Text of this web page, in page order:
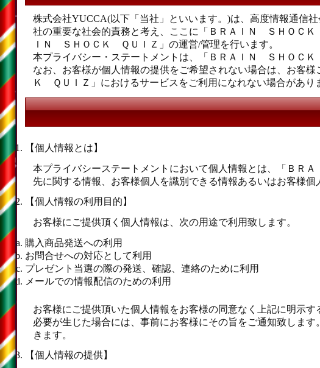
株式会社YUCCA(以下「当社」といいます。)は、高度情報通信
社の重要な社会的責務と考え、ここに「ＢＲＡＩＮ ＳＨＯＣ
ＩＮ ＳＨＯＣＫ ＱＵＩＺ」の運営/管理を行います。
本プライバシー・ステートメントは、「ＢＲＡＩＮ ＳＨＯＣ
なお、お客様が個人情報の提供をご希望されない場合は、お客
Ｋ ＱＵＩＺ」におけるサービスをご利用になれない場合があり
【個人情報とは】
本プライバシーステートメントにおいて個人情報とは、「ＢＲ
先に関する情報、お客様個人を識別できる情報あるいはお客様個
【個人情報の利用目的】
お客様にご提供頂く個人情報は、次の用途で利用致します。
購入商品発送への利用
お問合せへの対応として利用
プレゼント当選の際の発送、確認、連絡のために利用
メールでの情報配信のための利用
お客様にご提供頂いた個人情報をお客様の同意なく上記に明示
必要が生じた場合には、事前にお客様にその旨をご通知致しま
きます。
【個人情報の提供】